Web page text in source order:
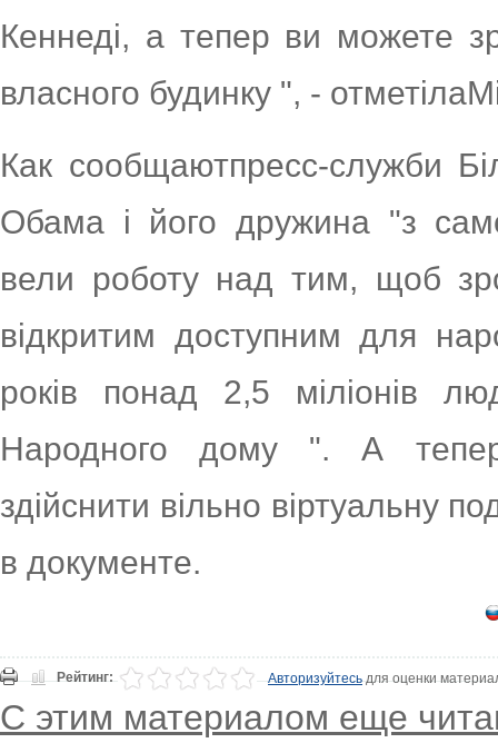
Кеннеді, а тепер ви можете
власного будинку ", -
Как сообщаютпресс-служби
Обама і його дружина "з
вели роботу над тим, щоб
відкритим доступним для
років понад 2,5 міліонів
Народного дому ". А
здійснити вільно віртуальну
в документе.
Рейтинг: Авторизуйтесьдля оценки
С этим материалом еще